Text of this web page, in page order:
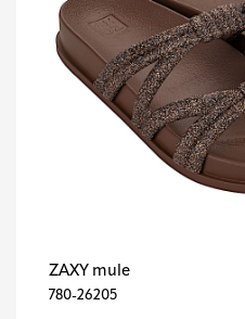
ZAXY mule
780-26205